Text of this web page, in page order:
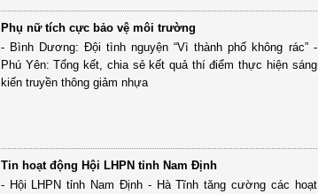
Phụ nữ tích cực bảo vệ môi trường
- Bình Dương: Đội tình nguyện “Vì thành phố không rác” -
Phú Yên: Tổng kết, chia sẻ kết quả thí điểm thực hiện sáng
kiến truyền thông giảm nhựa
Tin hoạt động Hội LHPN tỉnh Nam Định
- Hội LHPN tỉnh Nam Định - Hà Tĩnh tăng cường các hoạt